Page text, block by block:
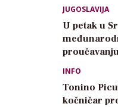
JUGOSLAVIJA
U petak u
INFO
Tonino
kočničar